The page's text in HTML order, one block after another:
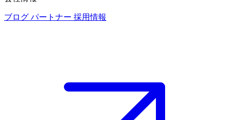
ブログ パートナー 採用情報